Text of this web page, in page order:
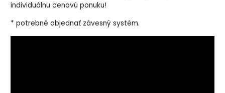
individuálnu cenovú ponuku!
* potrebné objednať závesný systém.